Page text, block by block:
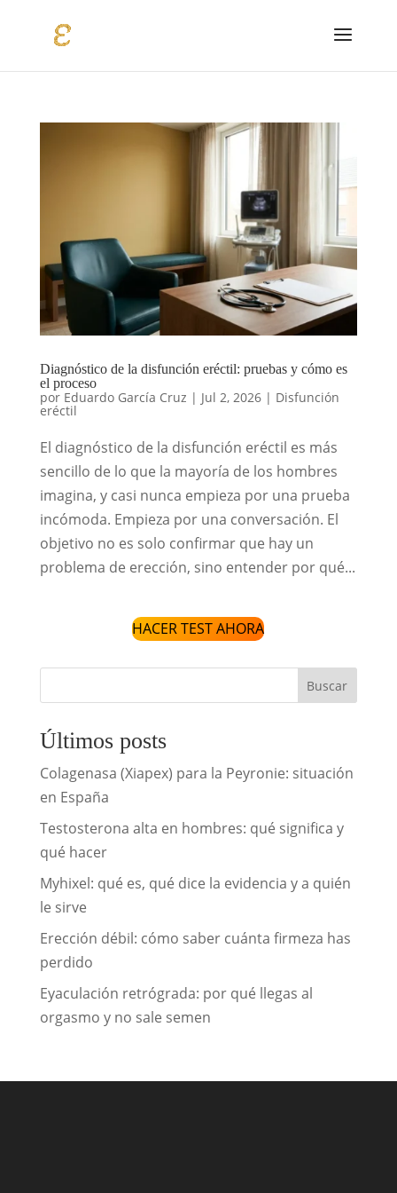
Diagnóstico de la disfunción eréctil: pruebas y cómo es
el proceso
por Eduardo García Cruz | Jul 2, 2026| Disfunción
eréctil
El diagnóstico de la disfunción eréctil es más
sencillo de lo que la mayoría de los hombres
imagina, y casi nunca empieza por una prueba
incómoda. Empieza por una conversación. El
objetivo no es solo confirmar que hay un
problema de erección, sino entender por qué...
HACER TEST AHORA
Buscar
Últimos posts
Colagenasa (Xiapex) para la Peyronie: situación
en España
Testosterona alta en hombres: qué significa y
qué hacer
Myhixel: qué es, qué dice la evidencia y a quién
le sirve
Erección débil: cómo saber cuánta firmeza has
perdido
Eyaculación retrógrada: por qué llegas al
orgasmo y no sale semen